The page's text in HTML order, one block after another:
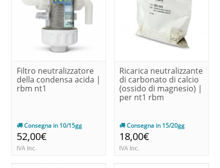
Filtro neutralizzatore
della condensa acida |
rbm nt1
Consegna in 10/15gg
52,00€
IVA Inc.
Ricarica neutralizzante
di carbonato di calcio
(ossido di magnesio) |
per nt1 rbm
Consegna in 15/20gg
18,00€
IVA Inc.